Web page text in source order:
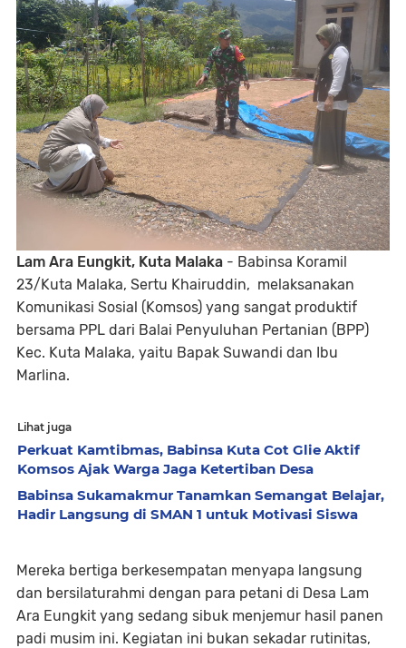
Lam Ara Eungkit, Kuta Malaka - Babinsa Koramil
23/Kuta Malaka, Sertu Khairuddin, melaksanakan
Komunikasi Sosial (Komsos) yang sangat produktif
bersama PPL dari Balai Penyuluhan Pertanian (BPP)
Kec. Kuta Malaka, yaitu Bapak Suwandi dan Ibu
Marlina.
Lihat juga
Perkuat Kamtibmas, Babinsa Kuta Cot Glie Aktif
Komsos Ajak Warga Jaga Ketertiban Desa
Babinsa Sukamakmur Tanamkan Semangat Belajar,
Hadir Langsung di SMAN 1 untuk Motivasi Siswa
Mereka bertiga berkesempatan menyapa langsung
dan bersilaturahmi dengan para petani di Desa Lam
Ara Eungkit yang sedang sibuk menjemur hasil panen
padi musim ini. Kegiatan ini bukan sekadar rutinitas,